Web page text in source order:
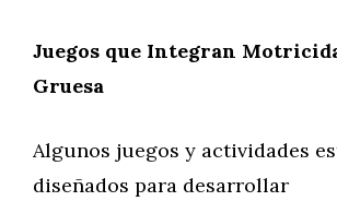
Juegos que Integran
Gruesa
Algunos juegos y actividades
diseñados para desarrollar